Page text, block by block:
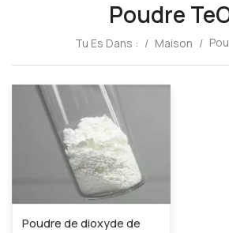
Poudre
Tu Es Dans : / Maison /
Poudre de dioxyde de